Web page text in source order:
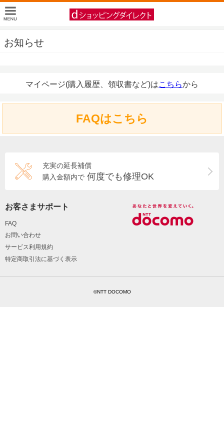
お知らせ
マイページ(購入履歴、領収書など)はこちらから
FAQはこちら
充実の延長補償
購入金額内で 何度でも修理OK
お客さまサポート
FAQ
お問い合わせ
サービス利用規約
特定商取引法に基づく表示
©NTT DOCOMO